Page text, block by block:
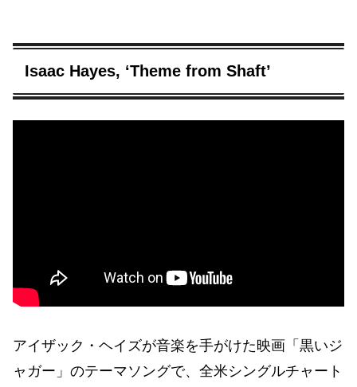
Isaac Hayes, ‘Theme from Shaft’
アイザック・ヘイズが音楽を手がけた映画「黒いジ
ャガー」のテーマソングで、全米シングルチャート